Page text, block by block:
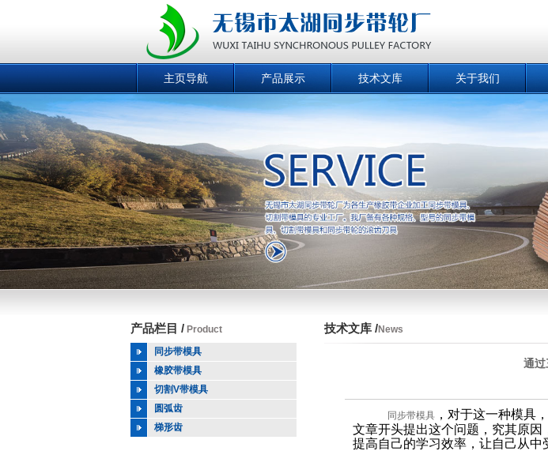
主页导航 产品展示 技术文库 关于我们
产品栏目 / Product
同步带模具
橡胶带模具
切割V带模具
圆弧齿
梯形齿
技术文库 /News
通过
同步带模具，对于这一种模具
文章开头提出这个问题，究其原
提高自己的学习效率，让自己从中